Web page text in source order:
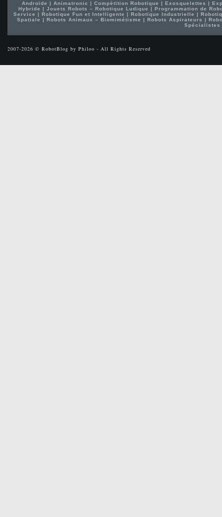
Androïde | Animatronic | Compétition Robotique | Exosquelettes |
Hybride |Jouets Robots – Robotique Ludique |Programmation de
Service | Robotique Fun et Intelligente | Robotique Industrielle |
Spatiale | Robots Animaux – Biomimétisme | Robots Aspirateurs |
Spécialistes
2007-2026 © RobotBlog by Philoo - All Rights Reserved